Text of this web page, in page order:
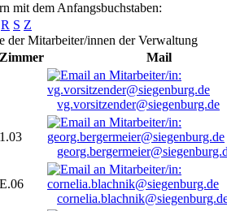
mit dem Anfangsbuchstaben:
R S Z
der Mitarbeiter/innen der Verwaltung
Zimmer
Mail
vg.vorsitzender@siegenburg.de
1.03
E.06